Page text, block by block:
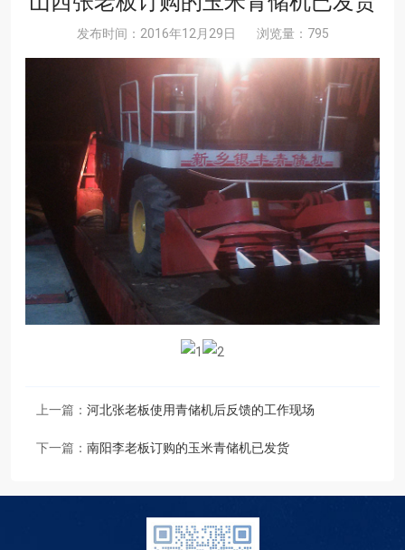
发布时间：2016年12月29日 浏览量：795
上一篇： 河北张老板使用青储机后反馈的工作现场
下一篇： 南阳李老板订购的玉米青储机已发货